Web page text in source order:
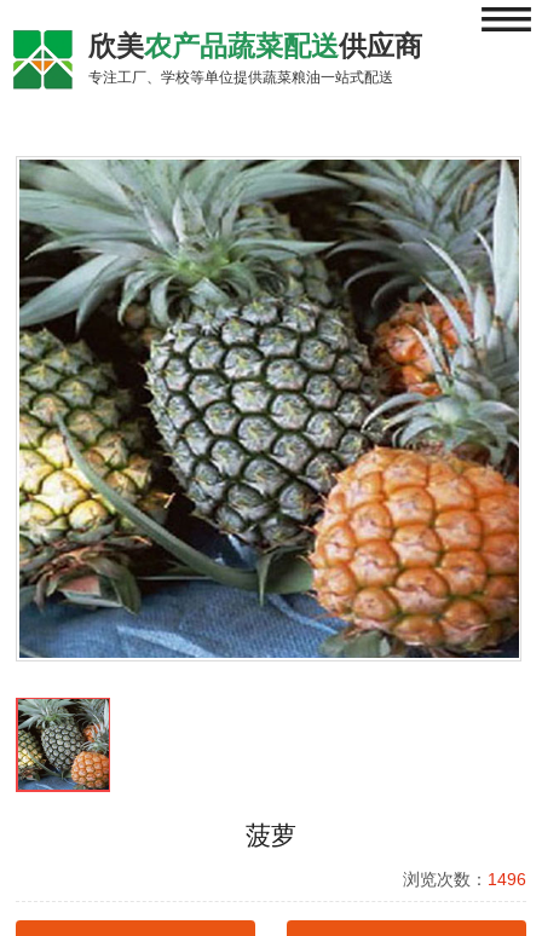
欣美农产品蔬菜配送供应商
专注工厂、学校等单位提供蔬菜粮油一站式配送
≡
菠萝
浏览次数： 1496